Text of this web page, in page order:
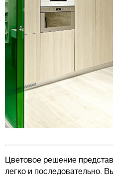
Цветовое решение
легко и последовательно.